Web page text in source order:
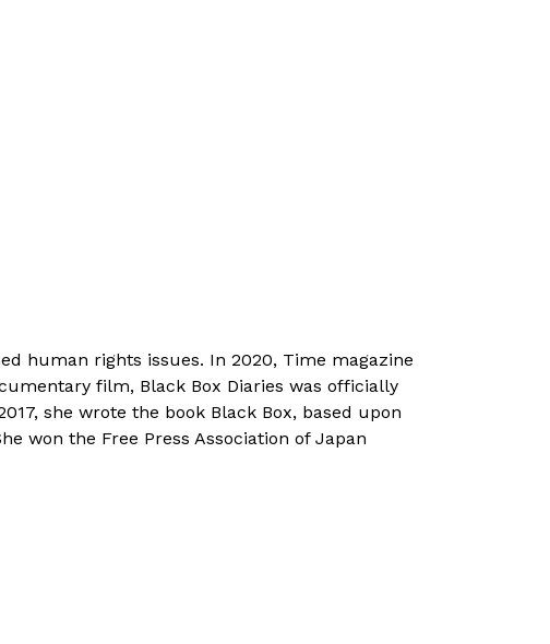
human rights issues.​ In 2020, Time magazine
film, Black Box Diaries was officially
she wrote the book Black Box, based upon
won the Free Press Association of Japan